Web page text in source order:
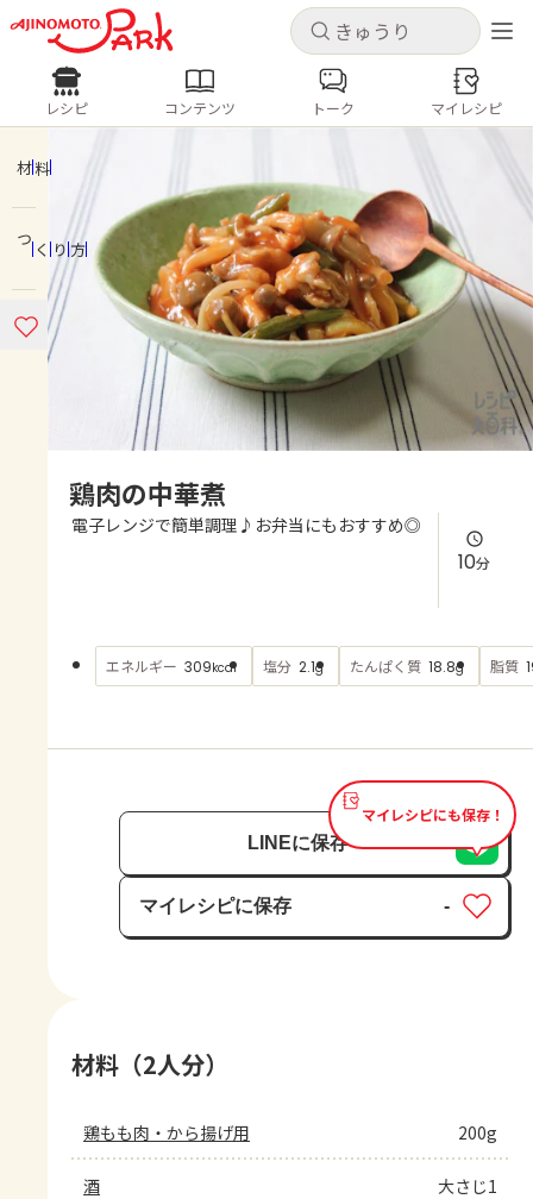
キャンセル
ログインするとレシピを保存できます
ホーム
コンテンツ
レシピ
よくあるお問い合わせ
AJINOMOTO PARK とは
キャンセル
レシピ コンテンツ
人気の食材・レシピ
きゅうり なす トマト
とうもろこし
ピーマン
みょうが ゴーヤ
レシピ コンテンツ トーク マイレシピ
材料
つくり方
鶏肉の中華煮
電子レンジで簡単調理♪お弁当にもおすすめ◎
10分
エネルギー 309kcal 塩分 2.1g たんぱく質 18.8g 脂質
マイレシピにも保存！
LINEに保存
マイレシピに保存
保存済み
-
材料（2人分）
鶏もも肉・から揚げ用 200g
酒 大さじ1